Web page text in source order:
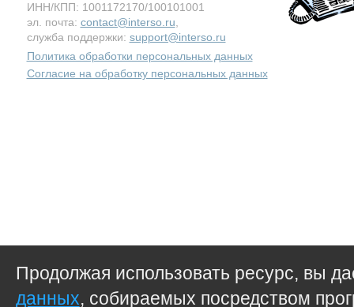
ИНН/КПП: 1001172170/100101001
эл. почта: contact@interso.ru
служба поддержки: support@interso.ru
Политика обработки персональных данных
Согласие на обработку персональных данных
Продолжая использовать ресурс, вы
данных, собираемых посредством